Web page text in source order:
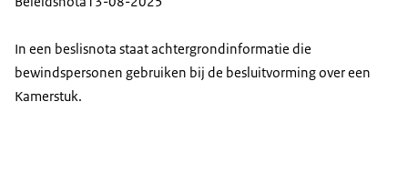
In een beslisnota staat achtergrondinformatie die
bewindspersonen gebruiken bij de besluitvorming over een
Kamerstuk.